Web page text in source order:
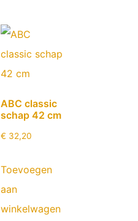
ABC classic
schap 42 cm
€ 32,20
Toevoegen
aan
winkelwagen